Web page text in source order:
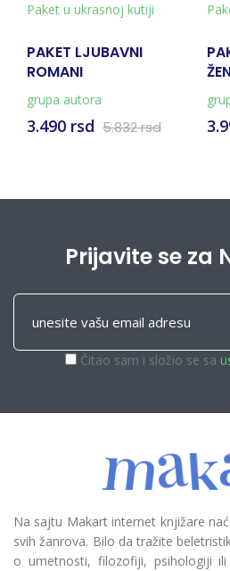
Paket u ukrasnoj kutiji
PAKET LJUBAVNI
ROMANI
grupa autora
3.490 rsd 5.832 rsd
Prijavite se za
Čitao sam i složio se sa
Na sajtu Makart internet knjižare
svih žanrova. Bilo da tražite
o umetnosti, filozofiji, psihologiji